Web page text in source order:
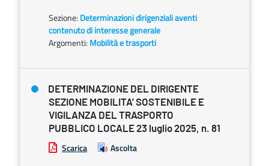
Sezione: Determinazioni dirigenziali aventi
contenuto di interesse generale
Argomenti: Mobilità e trasporti
DETERMINAZIONE DEL DIRIGENTE
SEZIONE MOBILITA’ SOSTENIBILE E
VIGILANZA DEL TRASPORTO
PUBBLICO LOCALE 23 luglio 2025, n. 81
Scarica Ascolta